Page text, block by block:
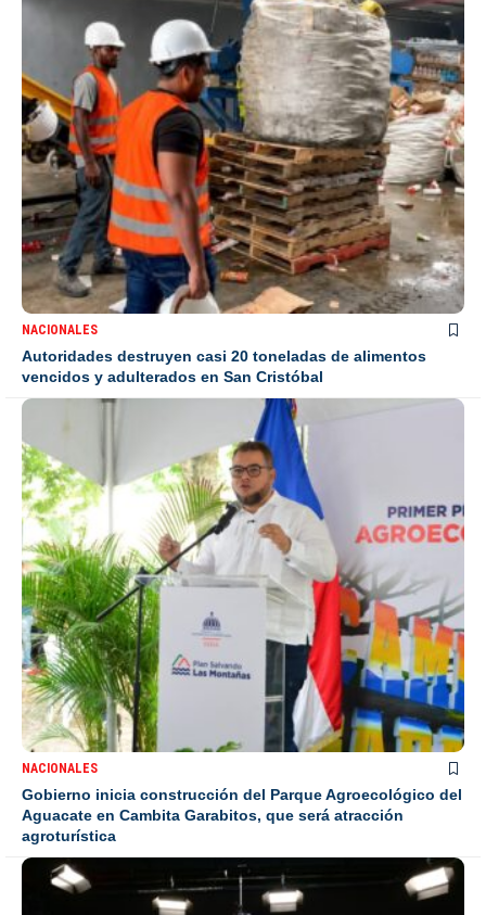
NACIONALES
Autoridades destruyen casi 20 toneladas de alimentos
vencidos y adulterados en San Cristóbal
NACIONALES
Gobierno inicia construcción del Parque Agroecológico del
Aguacate en Cambita Garabitos, que será atracción
agroturística